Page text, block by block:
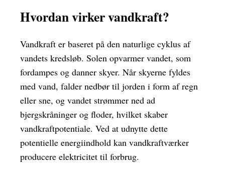
Hvordan virker vandkraft?
Vandkraft er baseret på den naturlige cyklus af
vandets kredsløb. Solen opvarmer vandet, som
fordampes og danner skyer. Når skyerne fyldes
med vand, falder nedbør til jorden i form af regn
eller sne, og vandet strømmer ned ad
bjergskråninger og floder, hvilket skaber
vandkraftpotentiale. Ved at udnytte dette
potentielle energiindhold kan vandkraftværker
producere elektricitet til forbrug.